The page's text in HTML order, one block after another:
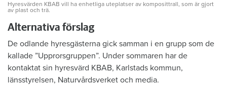
Hyresvärden KBAB vill ha enhetliga uteplatser av komposittrall, som är gjort
av plast och trä.
Alternativa förslag
De odlande hyresgästerna gick samman i en grupp som de
kallade ”Upprorsgruppen”. Under sommaren har de
kontaktat sin hyresvärd KBAB, Karlstads kommun,
länsstyrelsen, Naturvårdsverket och media.